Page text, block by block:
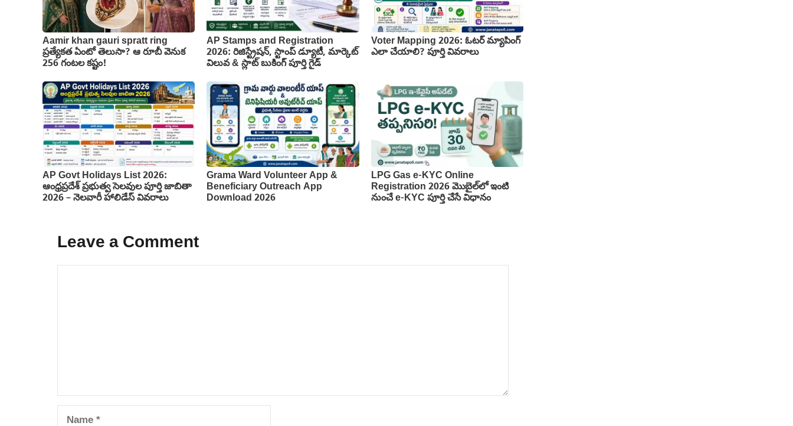
Aamir khan gauri spratt ring
ప్రత్యేకత ఏంటో తెలుసా? ఆ రూబీ వెనుక
256 గంటల కష్టం!
AP Stamps and Registration
2026: రిజిస్ట్రేషన్, స్టాంప్ డ్యూటీ, మార్కెట్
విలువ & స్లాట్ బుకింగ్ పూర్తి గైడ్
Voter Mapping 2026: ఓటర్ మ్యాపింగ్
ఎలా చేయాలి? పూర్తి వివరాలు
AP Govt Holidays List 2026:
ఆంధ్రప్రదేశ్ ప్రభుత్వ సెలవుల పూర్తి జాబితా
2026 – నెలవారీ హాలిడేస్ వివరాలు
Grama Ward Volunteer App &
Beneficiary Outreach App
Download 2026
LPG Gas e-KYC Online
Registration 2026 మొబైల్‌లో ఇంటి
నుంచే e-KYC పూర్తి చేసే విధానం
Leave a Comment
Comment
Name